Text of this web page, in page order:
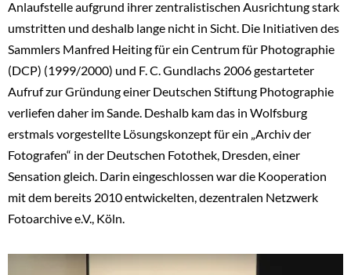
Anlaufstelle aufgrund ihrer zentralistischen Ausrichtung stark
umstritten und deshalb lange nicht in Sicht. Die Initiativen des
Sammlers Manfred Heiting für ein Centrum für Photographie
(DCP) (1999/2000) und F. C. Gundlachs 2006 gestarteter
Aufruf zur Gründung einer Deutschen Stiftung Photographie
verliefen daher im Sande. Deshalb kam das in Wolfsburg
erstmals vorgestellte Lösungskonzept für ein „Archiv der
Fotografen“ in der Deutschen Fotothek, Dresden, einer
Sensation gleich. Darin eingeschlossen war die Kooperation
mit dem bereits 2010 entwickelten, dezentralen Netzwerk
Fotoarchive e.V., Köln.